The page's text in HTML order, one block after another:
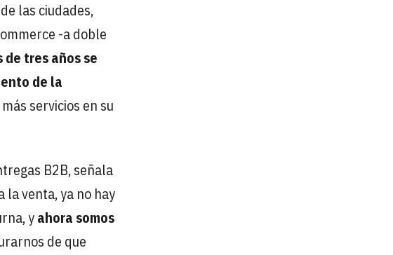
las ciudades,
-a doble
tres años se
de la
servicios en su
B2B, señala
la venta, ya no hay
yahora somos
de que